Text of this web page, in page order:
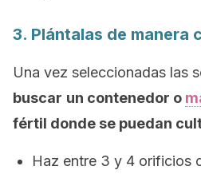
3. Plántalas de manera
Una vez seleccionadas las
buscar un contenedor o
fértil donde se puedan
Haz entre 3 y 4 orificios